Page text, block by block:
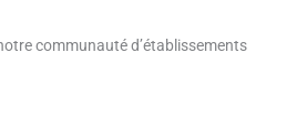
communauté d’établissements